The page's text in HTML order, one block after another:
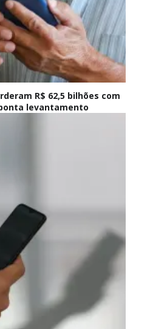
R$ 62,5 bilhões com
levantamento